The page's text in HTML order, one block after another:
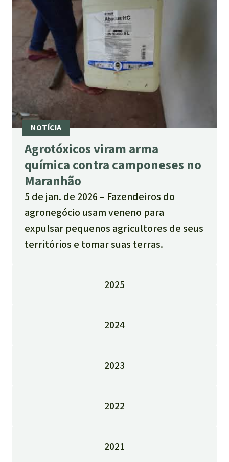
Agrotóxicos viram arma
química contra camponeses no
Maranhão
5 de jan. de 2026
Fazendeiros do
agronegócio usam veneno para
expulsar pequenos agricultores de seus
territórios e tomar suas terras.
2025
2024
2023
2022
2021